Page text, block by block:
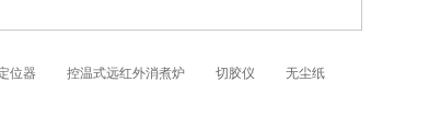
位器 控温式远红外消煮炉 切胶仪
无尘纸